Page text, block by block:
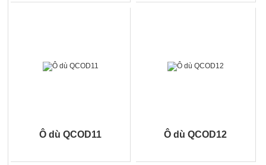
Ô dù QCOD11 Ô dù QCOD12